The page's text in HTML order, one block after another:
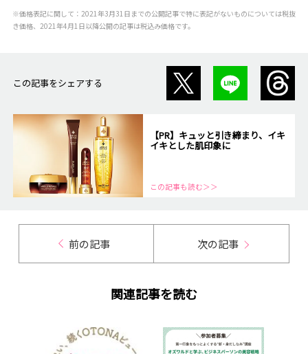
※価格表記に関して：2021年3月31日までの公開記事で特に表記がないものについては税抜
き価格、2021年4月1日以降公開の記事は税込み価格です。
この記事をシェアする
【PR】キュッと引き締まり、イキ
イキとした肌印象に
この記事も読む＞＞
前の記事 次の記事
関連記事を読む